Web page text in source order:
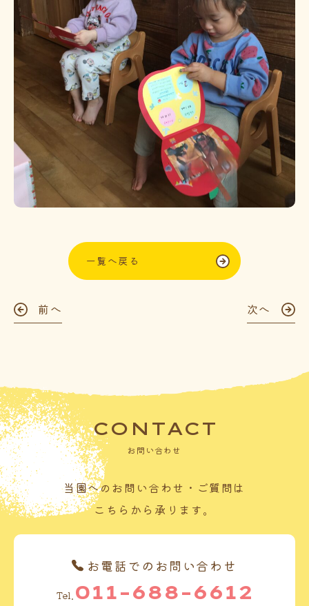
一覧へ戻る
前へ 次へ
CONTACT
お問い合わせ
当園へのお問い合わせ・ご質問は
こちらから承ります。
お電話でのお問い合わせ
Tel. 011-688-6612